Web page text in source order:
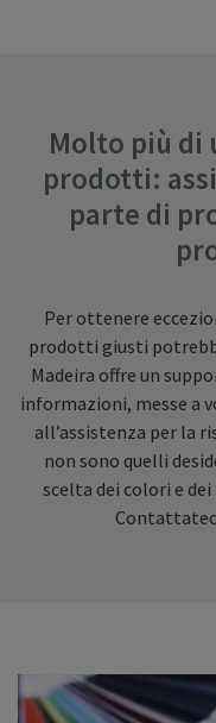
Molto più di
prodotti:
parte di
Per ottenere
prodotti giusti
Madeira offre un
informazioni, messe a
all’assistenza per la
non sono quelli
scelta dei colori e